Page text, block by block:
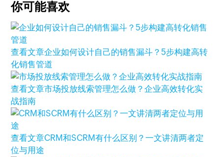
你可能喜欢
查看文章企业如何设计自己的销售漏斗？5步构建高转
化销售管道
查看文章市场投放线索管理怎么做？企业高效转化实
战指南
查看文章CRM和SCRM有什么区别？一文讲清两者定
位与用途